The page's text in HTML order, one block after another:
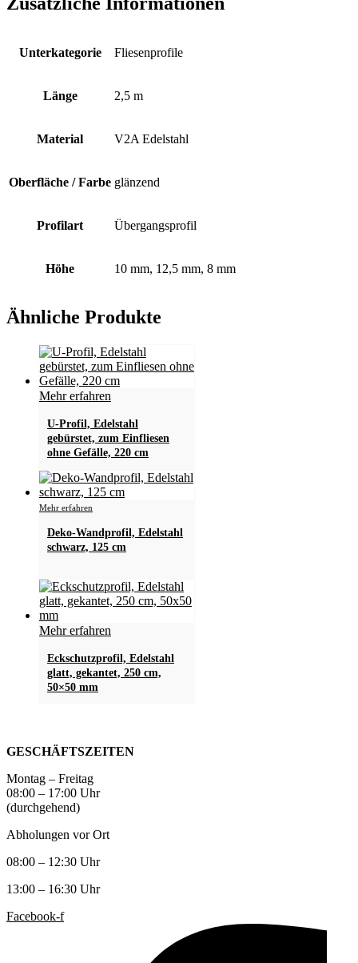
Unterkategorie Fliesenprofile
Länge 2,5 m
Material V2A Edelstahl
Oberfläche / Farbe glänzend
Profilart Übergangsprofil
Höhe 10 mm, 12,5 mm, 8 mm
Ähnliche Produkte
Mehr erfahren
U-Profil, Edelstahl
gebürstet, zum Einfliesen
ohne Gefälle, 220 cm
Mehr erfahren
weist
mehrere
Die
Optionen
auf
Produktseite
gewählt
werden
Deko-Wandprofil, Edelstahl
schwarz, 125 cm
Mehr erfahren
Eckschutzprofil, Edelstahl
glatt, gekantet, 250 cm,
50×50 mm
GESCHÄFTSZEITEN
Montag – Freitag
08:00 – 17:00 Uhr
(durchgehend)
Abholungen vor Ort
08:00 – 12:30 Uhr
13:00 – 16:30 Uhr
Facebook-f